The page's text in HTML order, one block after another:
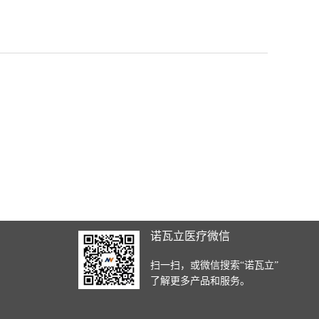
诺瓦立医疗微信
扫一扫，或微信搜索“诺瓦立”
了解更多产品和服务。